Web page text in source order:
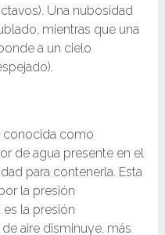
Una nubosidad
mientras que una
a un cielo
conocida como
de agua presente en el
para contenerla. Esta
la presión
la presión
aire disminuye, más